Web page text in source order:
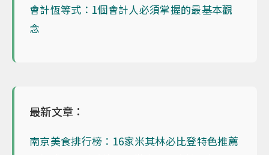
會計恆等式：1個會計人必須掌握的最基本觀
念
最新文章：
南京美食排行榜：16家米其林必比登特色推薦